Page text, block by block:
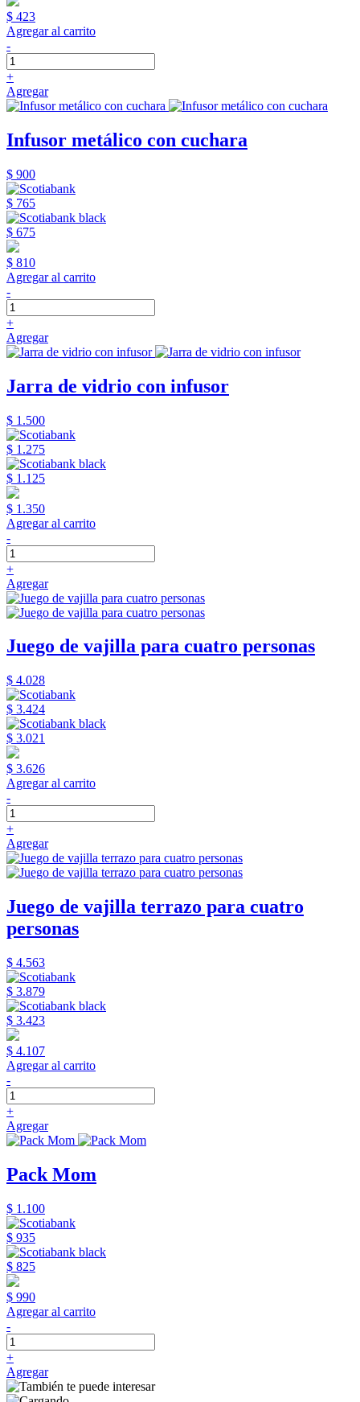
$ 423
Agregar al carrito
-
+
Agregar
Infusor metálico con cuchara
$ 900
$ 765
$ 675
$ 810
Agregar al carrito
-
+
Agregar
Jarra de vidrio con infusor
$ 1.500
$ 1.275
$ 1.125
$ 1.350
Agregar al carrito
-
+
Agregar
Juego de vajilla para cuatro personas
$ 4.028
$ 3.424
$ 3.021
$ 3.626
Agregar al carrito
-
+
Agregar
Juego de vajilla terrazo para cuatro
personas
$ 4.563
$ 3.879
$ 3.423
$ 4.107
Agregar al carrito
-
+
Agregar
Pack Mom
$ 1.100
$ 935
$ 825
$ 990
Agregar al carrito
-
+
Agregar